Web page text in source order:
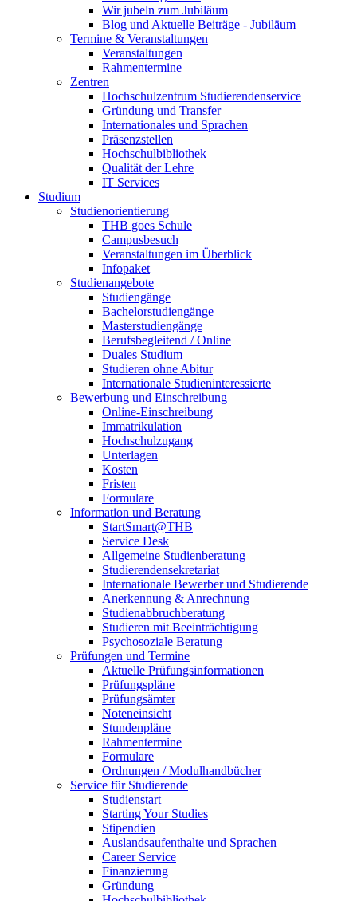
Wir jubeln zum Jubiläum
Blog und Aktuelle Beiträge - Jubiläum
Termine & Veranstaltungen
Veranstaltungen
Rahmentermine
Zentren
Hochschulzentrum Studierendenservice
Gründung und Transfer
Internationales und Sprachen
Präsenzstellen
Hochschulbibliothek
Qualität der Lehre
IT Services
Studium
Studienorientierung
THB goes Schule
Campusbesuch
Veranstaltungen im Überblick
Infopaket
Studienangebote
Studiengänge
Bachelorstudiengänge
Masterstudiengänge
Berufsbegleitend / Online
Duales Studium
Studieren ohne Abitur
Internationale Studieninteressierte
Bewerbung und Einschreibung
Online-Einschreibung
Immatrikulation
Hochschulzugang
Unterlagen
Kosten
Fristen
Formulare
Information und Beratung
StartSmart@THB
Service Desk
Allgemeine Studienberatung
Studierendensekretariat
Internationale Bewerber und Studierende
Anerkennung & Anrechnung
Studienabbruchberatung
Studieren mit Beeinträchtigung
Psychosoziale Beratung
Prüfungen und Termine
Aktuelle Prüfungsinformationen
Prüfungspläne
Prüfungsämter
Noteneinsicht
Stundenpläne
Rahmentermine
Formulare
Ordnungen / Modulhandbücher
Service für Studierende
Studienstart
Starting Your Studies
Stipendien
Auslandsaufenthalte und Sprachen
Career Service
Finanzierung
Gründung